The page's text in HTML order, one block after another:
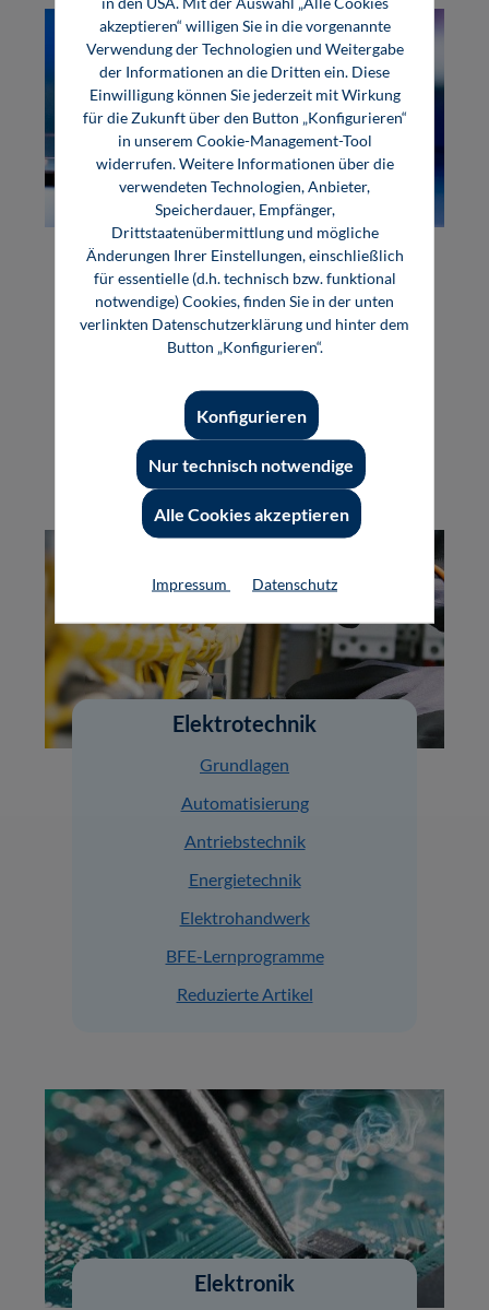
Maschinenbau
Grundlagen
Werkstoffe
Entwicklung
Konstruktion
Produktion
Reduzierte Artikel
Elektrotechnik
Grundlagen
Automatisierung
Antriebstechnik
Energietechnik
Elektrohandwerk
BFE-Lernprogramme
Reduzierte Artikel
Elektronik
akzeptieren“ willigen Sie in die vorgenannte
Verwendung der Technologien und Weitergabe
der Informationen an die Dritten ein. Diese
Einwilligung können Sie jederzeit mit Wirkung
für die Zukunft über den Button „Konfigurieren“
in unserem Cookie-Management-Tool
widerrufen. Weitere Informationen über die
verwendeten Technologien, Anbieter,
Speicherdauer, Empfänger,
Drittstaatenübermittlung und mögliche
Änderungen Ihrer Einstellungen, einschließlich
für essentielle (d.h. technisch bzw. funktional
notwendige) Cookies, finden Sie in der unten
verlinkten Datenschutzerklärung und hinter dem
Button „Konfigurieren“.
Nur technisch notwendige
Konfigurieren
Alle Cookies akzeptieren
Impressum Datenschutz